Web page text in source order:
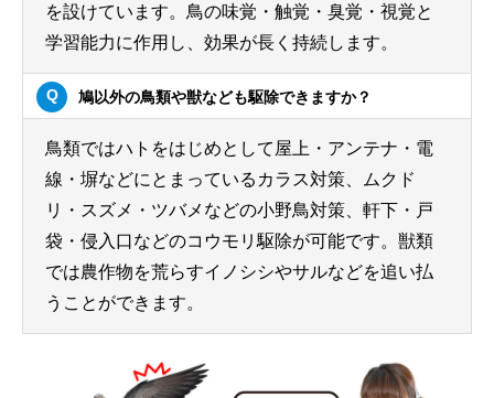
を設けています。鳥の味覚・触覚・臭覚・視覚と
学習能力に作用し、効果が長く持続します。
鳩以外の鳥類や獣なども駆除できますか？
鳥類ではハトをはじめとして屋上・アンテナ・電
線・塀などにとまっているカラス対策、ムクド
リ・スズメ・ツバメなどの小野鳥対策、軒下・戸
袋・侵入口などのコウモリ駆除が可能です。獣類
では農作物を荒らすイノシシやサルなどを追い払
うことができます。